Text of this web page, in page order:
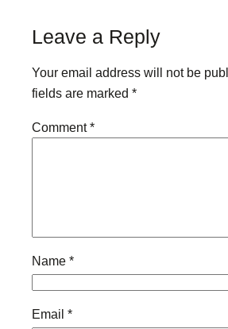
Leave a Reply
Your email address will not be
fields are marked *
Comment*
Name *
Email *